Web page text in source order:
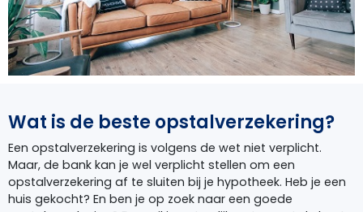
Wat is de beste opstalverzekering?
Een opstalverzekering is volgens de wet niet verplicht.
Maar, de bank kan je wel verplicht stellen om een
opstalverzekering af te sluiten bij je hypotheek. Heb je een
huis gekocht? En ben je op zoek naar een goede